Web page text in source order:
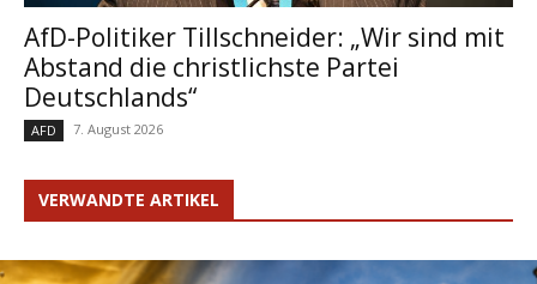
AfD-Politiker Tillschneider: „Wir sind mit
Abstand die christlichste Partei
Deutschlands“
AFD 7. August 2026
VERWANDTE ARTIKEL